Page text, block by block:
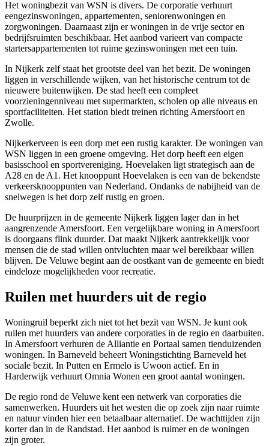
Het woningbezit van WSN is divers. De corporatie verhuurt
eengezinswoningen, appartementen, seniorenwoningen en
zorgwoningen. Daarnaast zijn er woningen in de vrije sector en
bedrijfsruimten beschikbaar. Het aanbod varieert van compacte
startersappartementen tot ruime gezinswoningen met een tuin.
In Nijkerk zelf staat het grootste deel van het bezit. De woningen
liggen in verschillende wijken, van het historische centrum tot de
nieuwere buitenwijken. De stad heeft een compleet
voorzieningenniveau met supermarkten, scholen op alle niveaus en
sportfaciliteiten. Het station biedt treinen richting Amersfoort en
Zwolle.
Nijkerkerveen is een dorp met een rustig karakter. De woningen van
WSN liggen in een groene omgeving. Het dorp heeft een eigen
basisschool en sportvereniging. Hoevelaken ligt strategisch aan de
A28 en de A1. Het knooppunt Hoevelaken is een van de bekendste
verkeersknooppunten van Nederland. Ondanks de nabijheid van de
snelwegen is het dorp zelf rustig en groen.
De huurprijzen in de gemeente Nijkerk liggen lager dan in het
aangrenzende Amersfoort. Een vergelijkbare woning in Amersfoort
is doorgaans flink duurder. Dat maakt Nijkerk aantrekkelijk voor
mensen die de stad willen ontvluchten maar wel bereikbaar willen
blijven. De Veluwe begint aan de oostkant van de gemeente en biedt
eindeloze mogelijkheden voor recreatie.
Ruilen met huurders uit de regio
Woningruil beperkt zich niet tot het bezit van WSN. Je kunt ook
ruilen met huurders van andere corporaties in de regio en daarbuiten.
In Amersfoort verhuren de Alliantie en Portaal samen tienduizenden
woningen. In Barneveld beheert Woningstichting Barneveld het
sociale bezit. In Putten en Ermelo is Uwoon actief. En in
Harderwijk verhuurt Omnia Wonen een groot aantal woningen.
De regio rond de Veluwe kent een netwerk van corporaties die
samenwerken. Huurders uit het westen die op zoek zijn naar ruimte
en natuur vinden hier een betaalbaar alternatief. De wachttijden zijn
korter dan in de Randstad. Het aanbod is ruimer en de woningen
zijn groter.